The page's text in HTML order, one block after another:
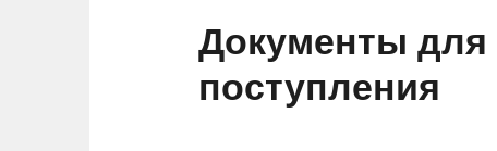
Документы для
поступления